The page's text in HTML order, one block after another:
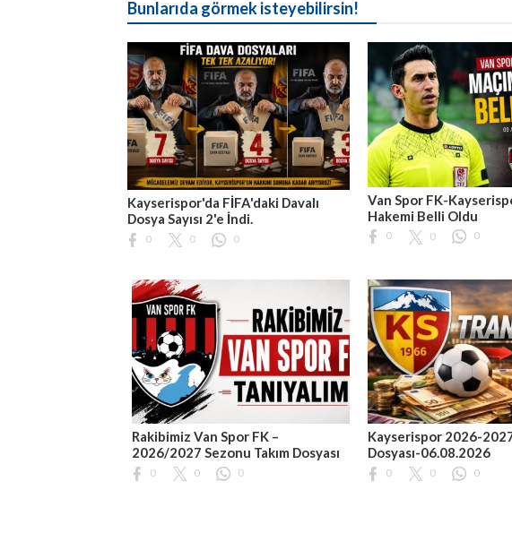
Bunlarıda görmek isteyebilirsin!
Kayserispor'da FİFA'daki Davalı
Dosya Sayısı 2'e İndi.
0 0 0
Van Spor FK-
Hakemi Belli Oldu
0 0 0
Rakibimiz Van Spor FK –
2026/2027 Sezonu Takım Dosyası
0 0 0
Kayserispor 2026-
Dosyası-06.08.2026
0 0 0